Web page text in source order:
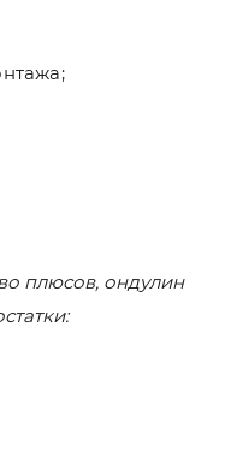
плюсов, ондулин